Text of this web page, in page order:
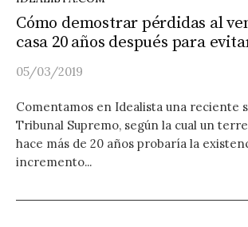
Cómo demostrar pérdidas al
casa 20 años después para
05/03/2019
Comentamos en Idealista una reciente
Tribunal Supremo, según la cual un
hace más de 20 años probaría la
incremento...